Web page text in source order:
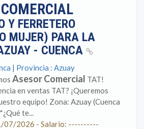
Y FERRETERO
MUJER) PARA LA
- CUENCA
| Provincia : Azuay
Asesor Comercial TAT!
en ventas TAT? ¡Queremos
equipo! Zona: Azuay (Cuenca
te...
07/2026 - Salario: ----------